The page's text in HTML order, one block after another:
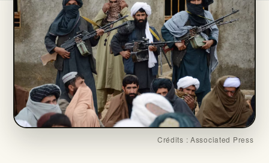
S'ABONNER
Crédits : Associated Press